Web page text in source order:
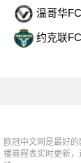
温哥华FC
约克联FC
欧冠中文网是最好
播赛程表实时更新